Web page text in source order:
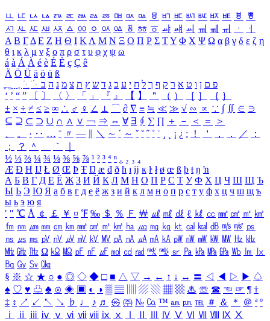
ㅥ ㅦ ㅧ ㅨ ㅩ ㅪ ㅫ ㅬ ㅭ ㅮ ㅯ ㅰ ㅱ ㅲ ㅳ ㅴ ㅵ ㅶ ㅷ ㅸ
ㅹ
ㅺ ㅻ ㅼ ㅽ ㅾ ㅿ ㆀ ㆁ ㆂ ㆃ ㆄ ㆅ ㆆ ㆇ ㆈ ㆉ ㆊ ㆋ ㆌ ㆍ
ㆎ
Α Β ΓΔ Ε Ζ Η Θ Ι ΚΛ Μ Ν Ξ Ο Π Ρ Σ ΤΥ Φ Χ Ψ Ω α β γ δ ε ζ η
θ ι κ λ μ ν ξ ο π ρ σ τ υ φ χ ψ ω
á à Á À é è É È ç Ç ê
Ä Ö Ü ä ö ü ß
ִֶֹ ֻּ ׁׂ פ ם ן ו ט א ר ק ף ך ל ח י ע כ ג ד ש ץ ת צ מ נ ה ב
‘ ’ “ ” 〔 〕 〈 〉 「 」 『 』 【 】 ＂ （ ） ［ ］ ｛ ｝
± × ÷ ≠ ≤ ≥ ∞ ∴ ♂ ♀ ∠ ⊥ ⌒ ∂ ∇ ≡ ≒ ≪ ≫ √ ∽ ∝ ∵ ∫ ∬ ∈ ∋
⊆ ⊇ ⊂ ⊃ ∪ ∩ ∧ ∨ ￢ ⇒ ⇔ ∀ ∃ ∮ ∑ ∏ ＋ － ＜ ＝
＞
、
。 · ‥ … ¨ 〃 ― ＼ ∼ ´ ～ ˇ ˘ ˝ ˚ ˙ ¸ ¡ ¿ ː ！ ＇ ， ． ／
：
；
？ ＾ ｀
½ ⅓ ⅔ ¼ ¾ ⅛ ⅜ ⅝ ⅞ ¹ ² ³ ⁴ ⁿ ₁ ₂ ₃ ₄
Æ Ð Ħ Ĳ Ł Ø Œ Þ Ŧ Ŋ æ đ ð ħ ı ĳ ĸ ŀ ł ø œ ß þ ŧ ŋ ŉ
А Б В Г Д Е Ё Ж З И Й К Л М Н О П Р С Т У Ф Х Ц Ч Ш Щ Ъ
Ы Ь Э Ю Я а б в г д е ё ж з и й к л м н о п р с т у ф х ц ч ш щ ъ
ы ь э ю я
′ ″ ℃ Å ￠ ￡ ￥ ¤ ℉ ‰ ＄ ％ Ｆ ￦ ㎕ ㎖ ㎗ ℓ ㎘ ㏄ ㎣ ㎤ ㎥ ㎦
㎙ ㎚ ㎛ ㎜ ㎝ ㎞ ㎟ ㎠ ㎡ ㎢ ㏊ ㎍ ㎎ ㎏ ㏏ ㎈ ㎉ ㏈ ㎧ ㎨ ㎰
㎱ ㎲ ㎳ ㎴ ㎵ ㎶ ㎷ ㎸ ㎹ ㎀ ㎁ ㎂ ㎃ ㎄ ㎺ ㎻ ㎽ ㎾ ㎿ ㎐ ㎑
㎒ ㎓ ㎔ Ω ㏀ ㏁ ㎊ ㎋ ㎌ ㏖ ㏅ ㎭ ㎮ ㎯ ㏛ ㎩ ㎪ ㎫ ㎬ ㏝ ㏐
㏓
㏃ ㏉ ㏜ ㏆
§ ※ ☆ ★ ○ ● ◎ ◇ ◆ □ ■ △ ▽ → ← ↑ ↓ ↔ 〓 ◁ ◀ ▷ ▶ ♤
♠ ♡ ♥ ♧ ♣ ⊙ ◈ ▣ ◐ ◑ ▒ ▤ ▨ ▧ ▦ ▩ ♨ ☏ ☎ ☜ ☞ ¶ †
‡ ↕ ↗ ↙ ↖ ↘ ♭ ♩ ♪ ♬ ㉿ ㈜ № ㏇ ™ ㏂ ㏘ ℡ ＃ ＆ ＊ ＠ ª º
ⅰ
ⅱ ⅲ ⅳ ⅴ ⅵ ⅶ ⅷ ⅸ ⅹ Ⅳ Ⅴ Ⅵ Ⅶ Ⅷ Ⅸ Ⅹ